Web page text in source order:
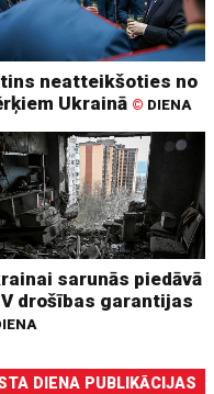
neatteikšoties no
Ukrainā © DIENA
sarunās piedāvā
drošības garantijas
DIENA PUBLIKĀCIJAS